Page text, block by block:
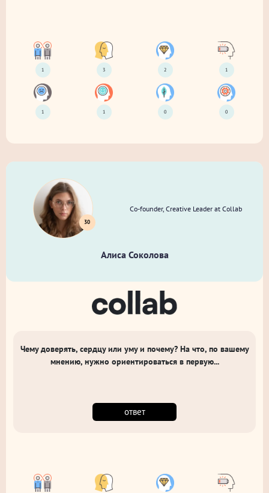
1 3 2 1
1 1 0 0
30
Co-founder, Creative Leader at Collab
Алиса Соколова
Чему доверять, сердцу или уму и почему? На что, по вашему
мнению, нужно ориентироваться в первую...
ответ